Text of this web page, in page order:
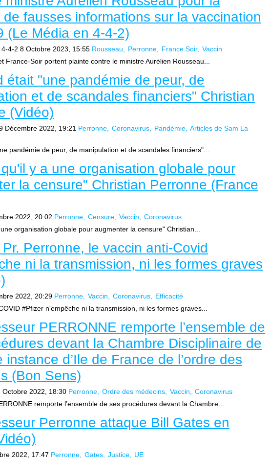
de fausses informations sur la vaccination
(Le Média en 4-4-2)
4-2 8 Octobre 2023, 15:55 Rousseau Perronne France Soir
Vaccin
France-Soir portent plainte contre le ministre Aurélien Rousseau...
était "une pandémie de peur, de
et de scandales financiers" Christian
(Vidéo)
Décembre 2022, 19:21 Perronne Coronavirus Pandémie Articles de Sam La
pandémie de peur, de manipulation et de scandales financiers"...
y a une organisation globale pour
la censure" Christian Perronne (France
2022, 20:02 Perronne Censure Vaccin
Coronavirus
organisation globale pour augmenter la censure" Christian...
Perronne, le vaccin anti-Covid
ni la transmission, ni les formes graves
2022, 20:29 Perronne Vaccin Coronavirus
Efficacité
#Pfizer n'empêche ni la transmission, ni les formes graves...
PERRONNE remporte l’ensemble de
devant la Chambre Disciplinaire de
instance d’Ile de France de l’ordre des
(Bon Sens)
Octobre 2022, 18:30 Perronne Ordre des médecins Vaccin
Coronavirus
remporte l’ensemble de ses procédures devant la Chambre...
Perronne attaque Bill Gates en
2022, 17:47 Perronne Gates Justice
UE